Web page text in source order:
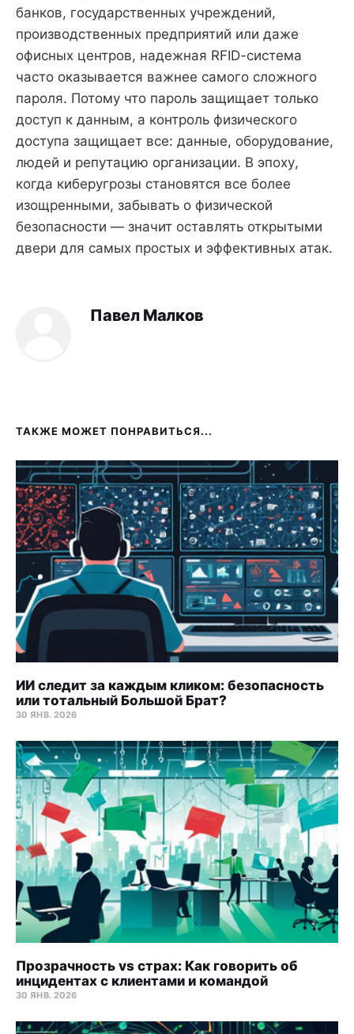
банков, государственных учреждений,
производственных предприятий или даже
офисных центров, надежная RFID-система
часто оказывается важнее самого сложного
пароля. Потому что пароль защищает только
доступ к данным, а контроль физического
доступа защищает все: данные, оборудование,
людей и репутацию организации. В эпоху,
когда киберугрозы становятся все более
изощренными, забывать о физической
безопасности — значит оставлять открытыми
двери для самых простых и эффективных атак.
Павел Малков
ТАКЖЕ МОЖЕТ ПОНРАВИТЬСЯ...
ИИ следит за каждым кликом: безопасность
или тотальный Большой Брат?
30 ЯНВ. 2026
Прозрачность vs страх: Как говорить об
инцидентах с клиентами и командой
30 ЯНВ. 2026